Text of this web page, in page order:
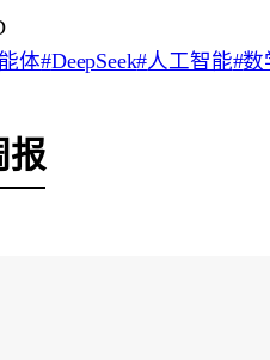
体#DeepSeek#人工智能#数
报